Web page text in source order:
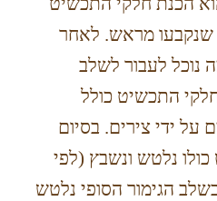
שנקבעו מראש. לאחר
לעבור לשלב
התכשיט כולל
על ידי צירים. בסיום
נלטש ונשבץ (לפי
הגימור הסופי נלטש